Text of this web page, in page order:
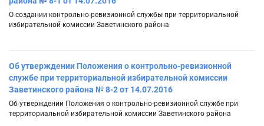
О создании контрольно-ревизионной службы при территориальной
избирательной комиссии Заветинского района
Об утверждении Положения о контрольно-ревизионной
службе при территориальной избирательной комиссии
Заветинского района № 8-2 от 14.07.2016
Об утверждении Положения о контрольно-ревизионной службе при
территориальной избирательной комиссии Заветинского района